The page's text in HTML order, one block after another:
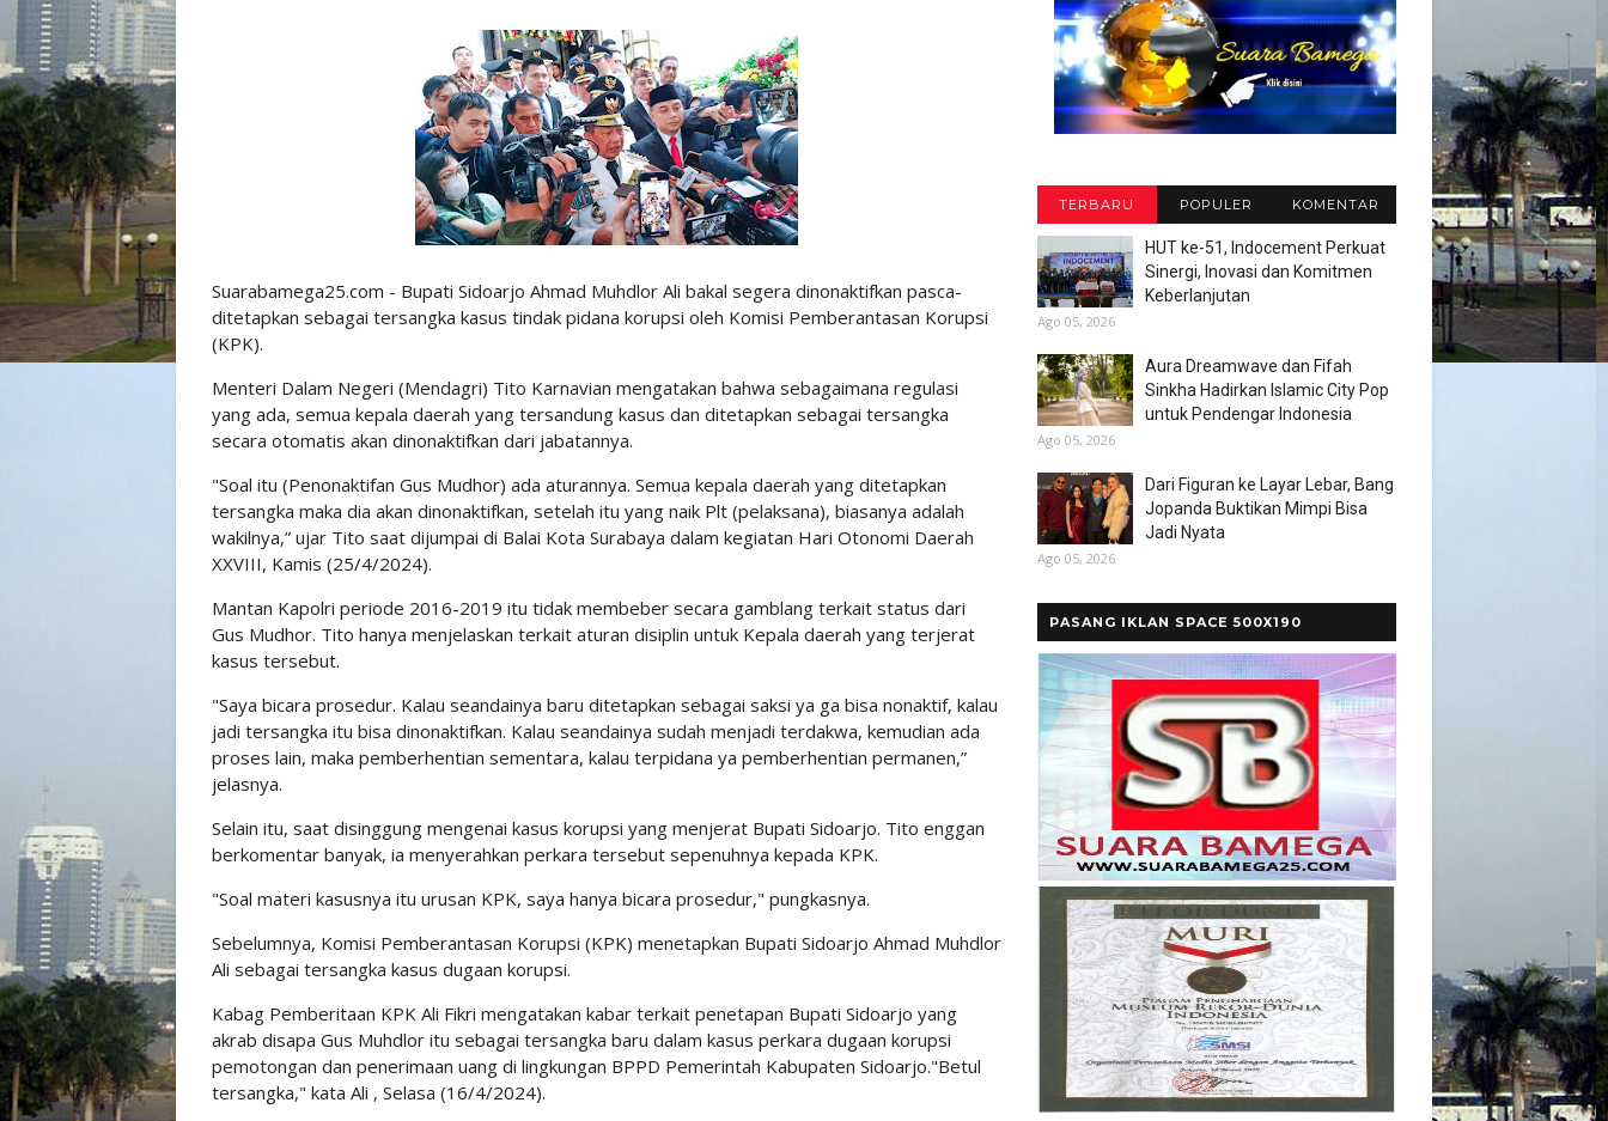
Suarabamega25.com - Bupati Sidoarjo Ahmad Muhdlor Ali bakal segera dinonaktifkan pasca-
ditetapkan sebagai tersangka kasus tindak pidana korupsi oleh Komisi Pemberantasan Korupsi
(KPK).
Menteri Dalam Negeri (Mendagri) Tito Karnavian mengatakan bahwa sebagaimana regulasi
yang ada, semua kepala daerah yang tersandung kasus dan ditetapkan sebagai tersangka
secara otomatis akan dinonaktifkan dari jabatannya.
"Soal itu (Penonaktifan Gus Mudhor) ada aturannya. Semua kepala daerah yang ditetapkan
tersangka maka dia akan dinonaktifkan, setelah itu yang naik Plt (pelaksana), biasanya adalah
wakilnya,” ujar Tito saat dijumpai di Balai Kota Surabaya dalam kegiatan Hari Otonomi Daerah
XXVIII, Kamis (25/4/2024).
Mantan Kapolri periode 2016-2019 itu tidak membeber secara gamblang terkait status dari
Gus Mudhor. Tito hanya menjelaskan terkait aturan disiplin untuk Kepala daerah yang terjerat
kasus tersebut.
"Saya bicara prosedur. Kalau seandainya baru ditetapkan sebagai saksi ya ga bisa nonaktif, kalau
jadi tersangka itu bisa dinonaktifkan. Kalau seandainya sudah menjadi terdakwa, kemudian ada
proses lain, maka pemberhentian sementara, kalau terpidana ya pemberhentian permanen,”
jelasnya.
Selain itu, saat disinggung mengenai kasus korupsi yang menjerat Bupati Sidoarjo. Tito enggan
berkomentar banyak, ia menyerahkan perkara tersebut sepenuhnya kepada KPK.
"Soal materi kasusnya itu urusan KPK, saya hanya bicara prosedur," pungkasnya.
Sebelumnya, Komisi Pemberantasan Korupsi (KPK) menetapkan Bupati Sidoarjo Ahmad Muhdlor
Ali sebagai tersangka kasus dugaan korupsi.
Kabag Pemberitaan KPK Ali Fikri mengatakan kabar terkait penetapan Bupati Sidoarjo yang
akrab disapa Gus Muhdlor itu sebagai tersangka baru dalam kasus perkara dugaan korupsi
pemotongan dan penerimaan uang di lingkungan BPPD Pemerintah Kabupaten Sidoarjo."Betul
tersangka," kata Ali , Selasa (16/4/2024).
TERBARU POPULER KOMENTAR
HUT ke-51, Indocement Perkuat
Sinergi, Inovasi dan Komitmen
Keberlanjutan
Ago 05, 2026
Aura Dreamwave dan Fifah
Sinkha Hadirkan Islamic City Pop
untuk Pendengar Indonesia
Ago 05, 2026
Dari Figuran ke Layar Lebar, Bang
Jopanda Buktikan Mimpi Bisa
Jadi Nyata
Ago 05, 2026
PASANG IKLAN SPACE 500X190